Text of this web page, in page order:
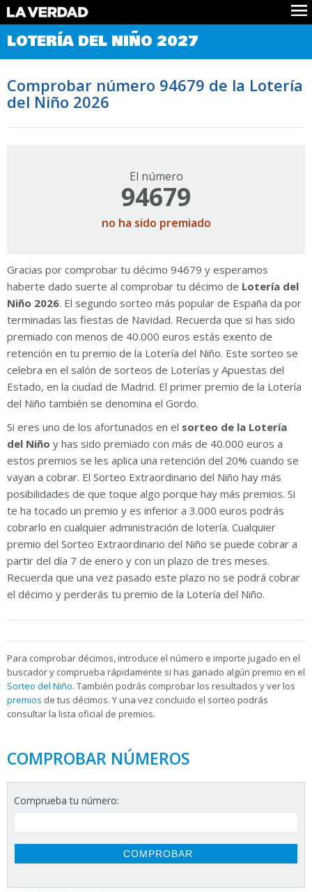
Comprobar Loteria del Niño
Premios
Noticias
Datos
Historia
LOTERÍA DEL NIÑO 2027
Comprobar número 94679 de la Lotería
del Niño 2026
El número
94679
no ha sido premiado
Gracias por comprobar tu décimo 94679 y esperamos
haberte dado suerte al comprobar tu décimo de Lotería del
Niño 2026. El segundo sorteo más popular de España da por
terminadas las fiestas de Navidad. Recuerda que si has sido
premiado con menos de 40.000 euros estás exento de
retención en tu premio de la Lotería del Niño. Este sorteo se
celebra en el salón de sorteos de Loterías y Apuestas del
Estado, en la ciudad de Madrid. El primer premio de la Lotería
del Niño también se denomina el Gordo.
Si eres uno de los afortunados en el sorteo de la Lotería
del Niño y has sido premiado con más de 40.000 euros a
estos premios se les aplica una retención del 20% cuando se
vayan a cobrar. El Sorteo Extraordinario del Niño hay más
posibilidades de que toque algo porque hay más premios. Si
te ha tocado un premio y es inferior a 3.000 euros podrás
cobrarlo en cualquier administración de lotería. Cualquier
premio del Sorteo Extraordinario del Niño se puede cobrar a
partir del día 7 de enero y con un plazo de tres meses.
Recuerda que una vez pasado este plazo no se podrá cobrar
el décimo y perderás tu premio de la Lotería del Niño.
Para comprobar décimos, introduce el número e importe jugado en el
buscador y comprueba rápidamente si has ganado algún premio en el
Sorteo del Niño. También podrás comprobar los resultados y ver los
premios de tus décimos. Y una vez concluido el sorteo podrás
consultar la lista oficial de premios.
COMPROBAR NÚMEROS
Comprueba tu número: